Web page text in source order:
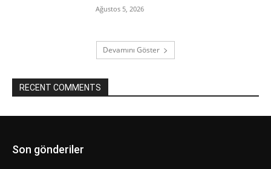
Ağustos 5, 2026
Devamını Göster
RECENT COMMENTS
Son gönderiler